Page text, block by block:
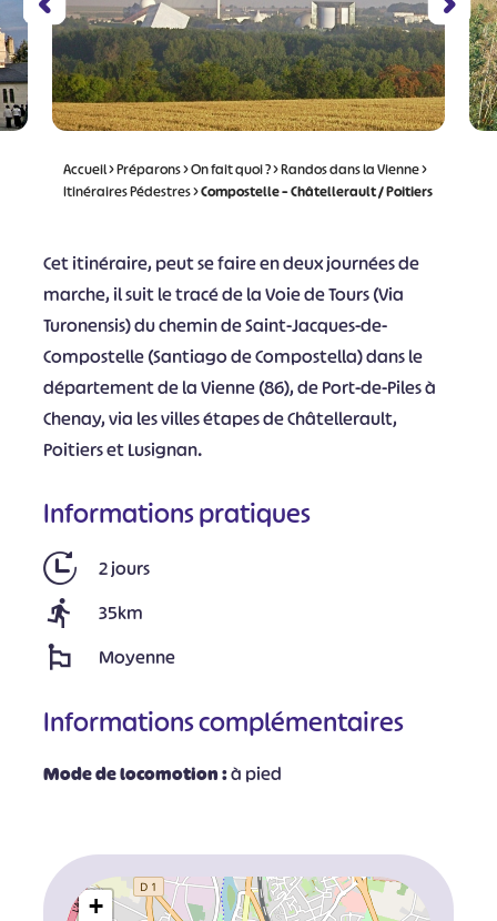
Accueil>Préparons>On fait quoi ?>Randos dans la Vienne>
Itinéraires Pédestres>Compostelle – Châtellerault / Poitiers
Cet itinéraire, peut se faire en deux journées de
marche, il suit le tracé de la Voie de Tours (Via
Turonensis) du chemin de Saint-Jacques-de-
Compostelle (Santiago de Compostella) dans le
département de la Vienne (86), de Port-de-Piles à
Chenay, via les villes étapes de Châtellerault,
Poitiers et Lusignan.
Informations pratiques
2 jours
35km
Moyenne
Informations complémentaires
Mode de locomotion :à pied
+